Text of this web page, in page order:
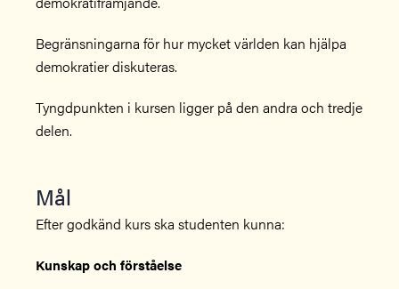
Begränsningarna för hur mycket världen kan hjälpa
demokratier diskuteras.
Tyngdpunkten i kursen ligger på den andra och tredje
delen.
Mål
Efter godkänd kurs ska studenten kunna:
Kunskap och förståelse